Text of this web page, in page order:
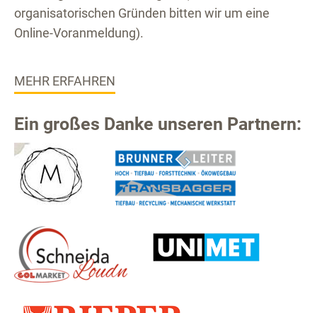
organisatorischen Gründen bitten wir um eine
Online-Voranmeldung).
MEHR ERFAHREN
Ein großes Danke unseren Partnern: